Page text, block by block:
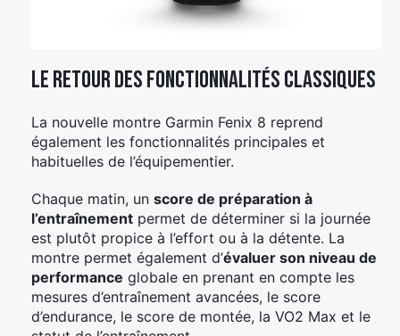
Le retour des fonctionnalités classiques
La nouvelle montre Garmin Fenix 8 reprend
également les fonctionnalités principales et
habituelles de l’équipementier.
Chaque matin, un score de préparation à
l’entraînement permet de déterminer si la journée
est plutôt propice à l’effort ou à la détente. La
montre permet également d’évaluer son niveau de
performance globale en prenant en compte les
mesures d’entraînement avancées, le score
d’endurance, le score de montée, la VO2 Max et le